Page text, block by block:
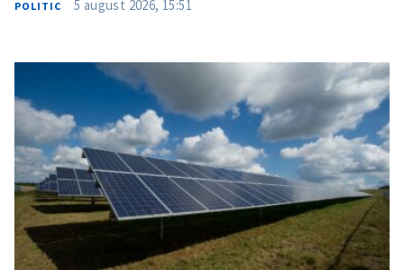
POLITIC 5 august 2026, 15:51
+ Adaugă titlu
Fotografie
+ Încarcă imagine
Link media+ Link media